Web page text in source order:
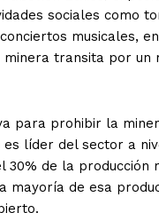
sociales como
musicales,
minera transita por un
para prohibir la
líder del sector a
30% de la producción
mayoría de esa